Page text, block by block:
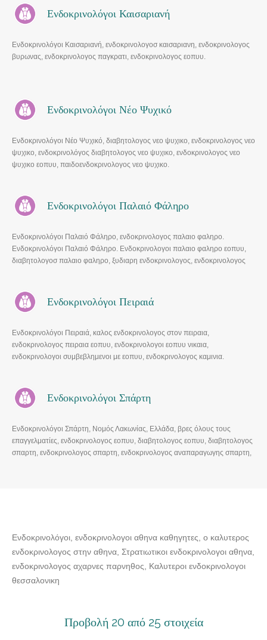
Ενδοκρινολόγοι Καισαριανή
Ενδοκρινολόγοι Καισαριανή, ενδοκρινολογοσ καισαριανη, ενδοκρινολογος
βυρωνας, ενδοκρινολογος παγκρατι, ενδοκρινολογος εοπυυ.
Ενδοκρινολόγοι Νέο Ψυχικό
Ενδοκρινολόγοι Νέο Ψυχικό, διαβητολογος νεο ψυχικο, ενδοκρινολογος νεο
ψυχικο, ενδοκρινολόγος διαβητολογος νεο ψυχικο, ενδοκρινολογος νεο
ψυχικο εοπυυ, παιδοενδοκρινολογος νεο ψυχικο.
Ενδοκρινολόγοι Παλαιό Φάληρο
Ενδοκρινολόγοι Παλαιό Φάληρο, ενδοκρινολογος παλαιο φαληρο.
Ενδοκρινολόγοι Παλαιό Φάληρο. Ενδοκρινολογοι παλαιο φαληρο εοπυυ,
διαβητολογοσ παλαιο φαληρο, ξυδιαρη ενδοκρινολογος, ενδοκρινολογος
Ενδοκρινολόγοι Πειραιά
Ενδοκρινολόγοι Πειραιά, καλος ενδοκρινολογος στον πειραια,
ενδοκρινολογος πειραια εοπυυ, ενδοκρινολογοι εοπυυ νικαια,
ενδοκρινολογοι συμβεβλημενοι με εοπυυ, ενδοκρινολογος καμινια.
Ενδοκρινολόγοι Σπάρτη
Ενδοκρινολόγοι Σπάρτη, Νομός Λακωνίας, Ελλάδα, βρες όλους τους
επαγγελματίες, ενδοκρινολογος εοπυυ, διαβητολογος εοπυυ, διαβητολογος
σπαρτη, ενδοκρινολογος σπαρτη, ενδοκρινολογος αναπαραγωγης σπαρτη,
Ενδοκρινολόγοι, ενδοκρινολογοι αθηνα καθηγητες, ο καλυτερος
ενδοκρινολογος στην αθηνα, Στρατιωτικοι ενδοκρινολογοι αθηνα,
ενδοκρινολογος αχαρνες παρνηθος, Καλυτεροι ενδοκρινολογοι
θεσσαλονικη
Προβολή 20 από 25 στοιχεία